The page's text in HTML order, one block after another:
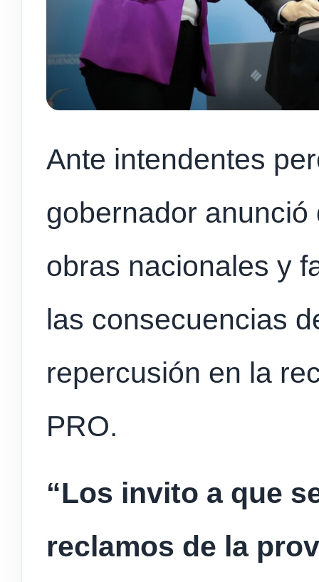
Ante intendentes
gobernador
obras nacionales y
las consecuencias
repercusión en la
PRO.
“Los invito a que
reclamos de la